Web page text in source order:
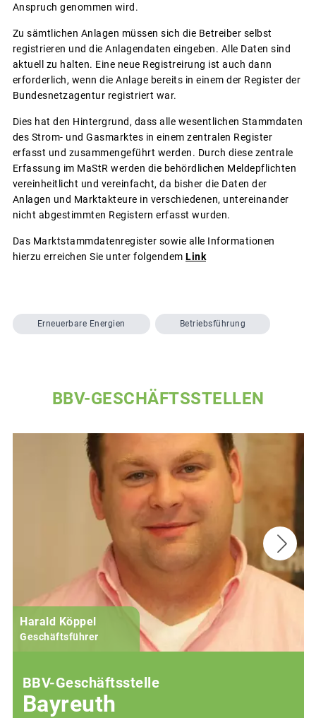
Anspruch genommen wird.
Zu sämtlichen Anlagen müssen sich die Betreiber selbst
registrieren und die Anlagendaten eingeben. Alle Daten sind
aktuell zu halten. Eine neue Registreirung ist auch dann
erforderlich, wenn die Anlage bereits in einem der Register der
Bundesnetzagentur registriert war.
Dies hat den Hintergrund, dass alle wesentlichen Stammdaten
des Strom- und Gasmarktes in einem zentralen Register
erfasst und zusammengeführt werden. Durch diese zentrale
Erfassung im MaStR werden die behördlichen Meldepflichten
vereinheitlicht und vereinfacht, da bisher die Daten der
Anlagen und Marktakteure in verschiedenen, untereinander
nicht abgestimmten Registern erfasst wurden.
Das Marktstammdatenregister sowie alle Informationen
hierzu erreichen Sie unter folgendem Link
Erneuerbare Energien Betriebsführung
BBV-GESCHÄFTSSTELLEN
Harald Köppel
Geschäftsführer
BBV-Geschäftsstelle
Bayreuth